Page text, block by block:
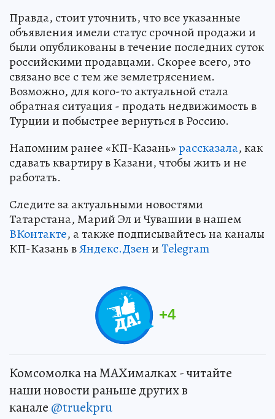
Правда, стоит уточнить, что все указанные
объявления имели статус срочной продажи и
были опубликованы в течение последних суток
российскими продавцами. Скорее всего, это
связано все с тем же землетрясением.
Возможно, для кого-то актуальной стала
обратная ситуация - продать недвижимость в
Турции и побыстрее вернуться в Россию.
Напомним ранее «КП-Казань»рассказала, как
сдавать квартиру в Казани, чтобы жить и не
работать.
Следите за актуальными новостями
Татарстана, Марий Эл и Чувашии в нашем
ВКонтакте, а также подписывайтесь на каналы
КП-Казань вЯндекс.ДзениTelegram
+4
Комсомолка на MAXималках - читайте
наши новости раньше других в
канале @truekpru